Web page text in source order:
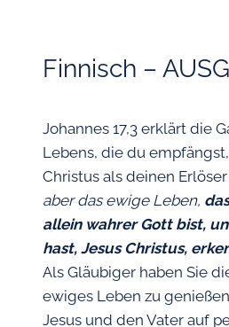
Finnisch –
Johannes 17,3 erklärt die
Lebens, die du
Christus als deinen
aber das ewige Leben,
allein wahrer Gott bist,
hast, Jesus Christus,
Als Gläubiger haben Sie
ewiges Leben zu
Jesus und den Vater auf